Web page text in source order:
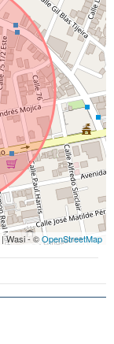
| Wasi - ©OpenStreetMap